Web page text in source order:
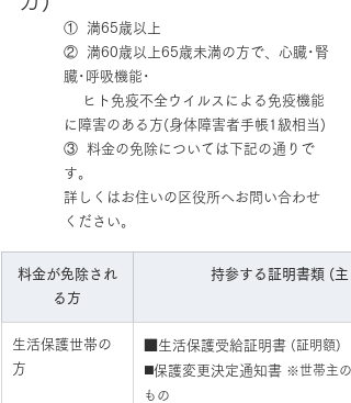
①  満65歳以上
②  満60歳以上65歳未満の方で、心臓･腎
臓･呼吸機能･
ヒト免疫不全ウイルスによる免疫機能
に障害のある方(身体障害者手帳1級相当)
③  料金の免除については下記の通りで
す。
詳しくはお住いの区役所へお問い合わせ
ください。
料金が免除され
る方
持参する証明書類 (主
生活保護世帯の
方
■生活保護受給証明書 (証明額)
◼️保護変更決定通知書 ※世帯主の
もの